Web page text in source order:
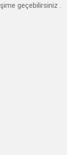
geçebilirsiniz .